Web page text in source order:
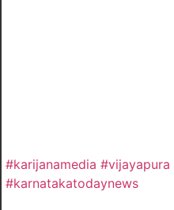
#karijanamedia
#karnatakatodaynews